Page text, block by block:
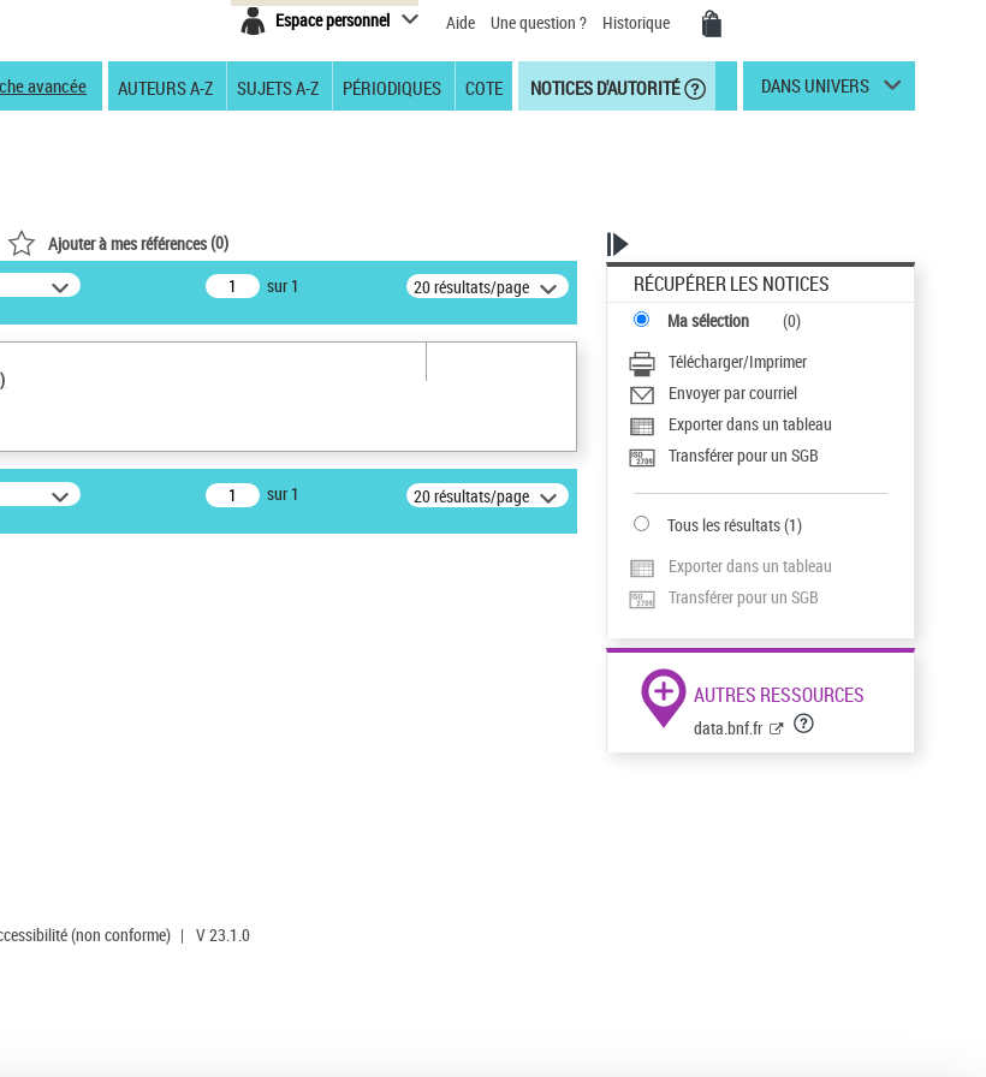
Espace personnel Aide Une question ? Historique
avancée AUTEURS A-Z SUJETS A-Z PÉRIODIQUES COTE NOTICES D'AUTORITÉ DANS UNIVERS
Ajouter à mes références(0)
sur 1 20 résultats/page
sur 1 20 résultats/page
RÉCUPÉRER LES NOTICES
Ma sélection (0)
Télécharger/Imprimer
Envoyer par courriel
Exporter dans un tableau
Transférer pour un SGB
Tous les résultats(1)
Exporter dans un tableau
Transférer pour un SGB
AUTRES RESSOURCES
data.bnf.fr
(non conforme) | V 23.1.0